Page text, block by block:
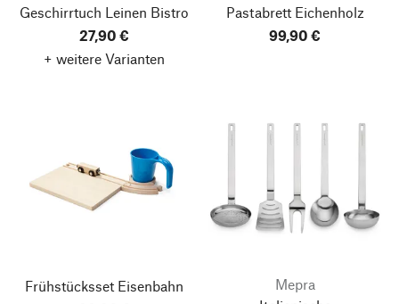
Geschirrtuch Leinen Bistro
27,90 €
+ weitere Varianten
Pastabrett Eichenholz
99,90 €
Frühstücksset Eisenbahn
Mepra